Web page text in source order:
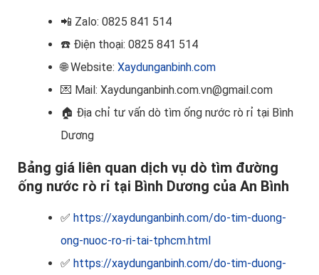
📲 Zalo: 0825 841 514
☎️ Điện thoại: 0825 841 514
🌐 Website: Xaydunganbinh.com
💌 Mail: Xaydunganbinh.com.vn@gmail.com
🏠 Địa chỉ tư vấn dò tìm ống nước rò rỉ tại Bình
Dương
Bảng giá liên quan dịch vụ dò tìm đường
ống nước rò rỉ tại Bình Dương của An Bình
✅ https://xaydunganbinh.com/do-tim-duong-
ong-nuoc-ro-ri-tai-tphcm.html
✅ https://xaydunganbinh.com/do-tim-duong-